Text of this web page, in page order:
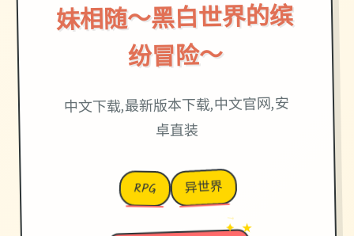
妹相随～黑白世界的缤
纷冒险～
中文下载,最新版本下载,中文官网,安
卓直装
RPG 异世界
→
✦ ★